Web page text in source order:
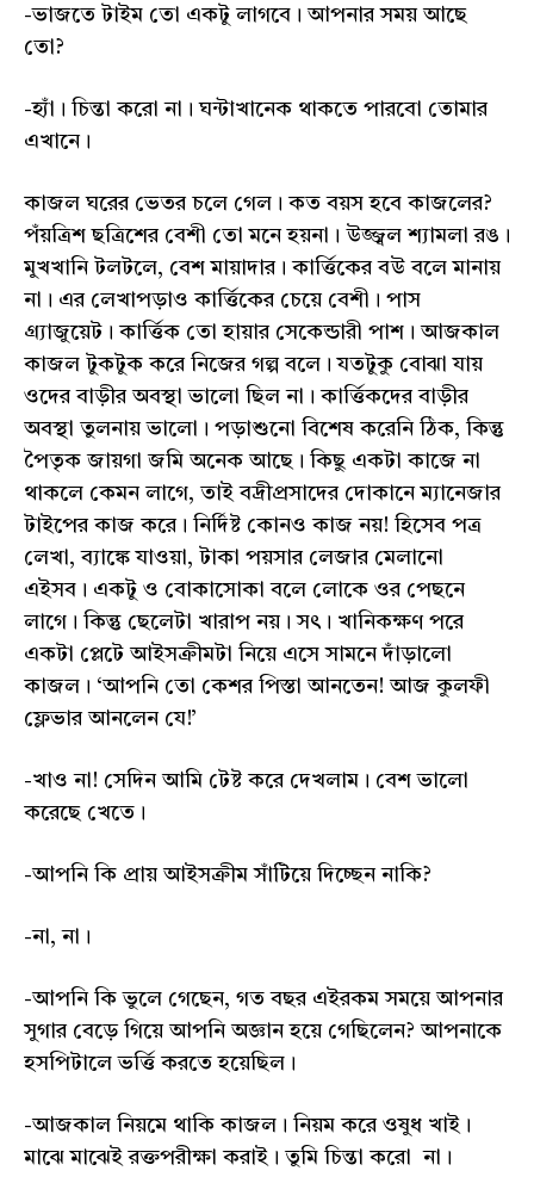
-ভাজতে টাইম তো একটু লাগবে। আপনার সময় আছে
তো?
-হ্যাঁ। চিন্তা করো না। ঘন্টাখানেক থাকতে পারবো তোমার
এখানে।
কাজল ঘরের ভেতর চলে গেল। কত বয়স হবে কাজলের?
পঁয়ত্রিশ ছত্রিশের বেশী তো মনে হয়না। উজ্জ্বল শ্যামলা রঙ।
মুখখানি টলটলে, বেশ মায়াদার। কার্ত্তিকের বউ বলে মানায়
না। এর লেখাপড়াও কার্ত্তিকের চেয়ে বেশী। পাস
গ্র্যাজুয়েট। কার্ত্তিক তো হায়ার সেকেন্ডারী পাশ। আজকাল
কাজল টুকটুক করে নিজের গল্প বলে। যতটুকু বোঝা যায়
ওদের বাড়ীর অবস্থা ভালো ছিল না। কার্ত্তিকদের বাড়ীর
অবস্থা তুলনায় ভালো। পড়াশুনো বিশেষ করেনি ঠিক, কিন্তু
পৈতৃক জায়গা জমি অনেক আছে। কিছু একটা কাজে না
থাকলে কেমন লাগে, তাই বদ্রীপ্রসাদের দোকানে ম্যানেজার
টাইপের কাজ করে। নির্দিষ্ট কোনও কাজ নয়! হিসেব পত্র
লেখা, ব্যাঙ্কে যাওয়া, টাকা পয়সার লেজার মেলানো
এইসব। একটু ও বোকাসোকা বলে লোকে ওর পেছনে
লাগে। কিন্তু ছেলেটা খারাপ নয়। সৎ। খানিকক্ষণ পরে
একটা প্লেটে আইসক্রীমটা নিয়ে এসে সামনে দাঁড়ালো
কাজল। ‘আপনি তো কেশর পিস্তা আনতেন! আজ কুলফী
ফ্লেভার আনলেন যে!’
-খাও না! সেদিন আমি টেষ্ট করে দেখলাম। বেশ ভালো
করেছে খেতে।
-আপনি কি প্রায় আইসক্রীম সাঁটিয়ে দিচ্ছেন নাকি?
-না, না।
-আপনি কি ভুলে গেছেন, গত বছর এইরকম সময়ে আপনার
সুগার বেড়ে গিয়ে আপনি অজ্ঞান হয়ে গেছিলেন? আপনাকে
হসপিটালে ভর্ত্তি করতে হয়েছিল।
-আজকাল নিয়মে থাকি কাজল। নিয়ম করে ওষুধ খাই।
মাঝে মাঝেই রক্তপরীক্ষা করাই। তুমি চিন্তা করো না।